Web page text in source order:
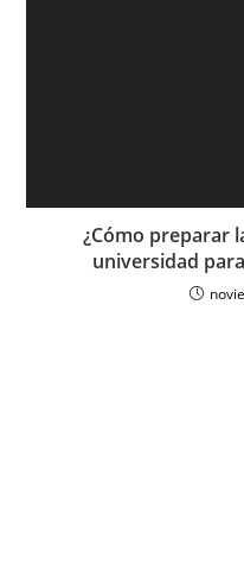
¿Cómo preparar
universidad